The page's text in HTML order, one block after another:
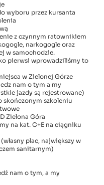
wyboru przez kursanta
z czynnym ratownikiem
narkogogle oraz
w samochodzie.
pierwsi wprowadziliśmy to
w Zielonej Górze
nam o tym a my
jazdy są rejestrowane)
skończonym szkoleniu
Zielona Góra
na kat. C+E na ciągniku
plac, największy w
sanitarnym)
nam o tym, a my